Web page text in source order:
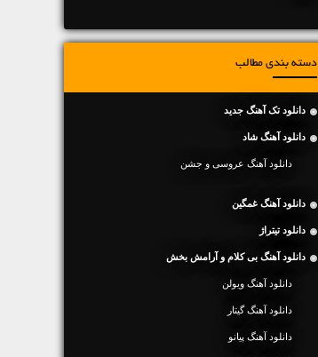
دسته بندی مطالب
دانلود تک آهنگ جدید
دانلود آهنگ شاد
دانلود آهنگ عروسی و جشن
دانلود آهنگ غمگین
دانلود تیتراژ
دانلود آهنگ بی کلام و آرامش بخش
دانلود آهنگ ویولن
دانلود آهنگ گیتار
دانلود آهنگ پیانو